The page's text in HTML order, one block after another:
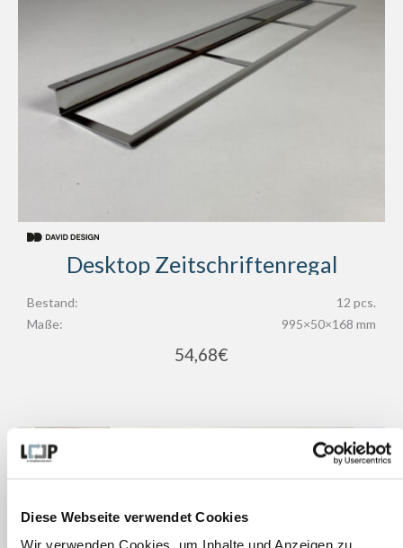
Diese Webseite verwendet Cookies
Wir verwenden Cookies, um Inhalte und Anzeigen zu
Desktop Zeitschriftenregal
Bestand:
12 pcs.
Maße:
995×50×168 mm
54,68€